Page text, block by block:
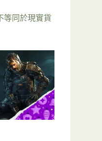
等同於現實貨